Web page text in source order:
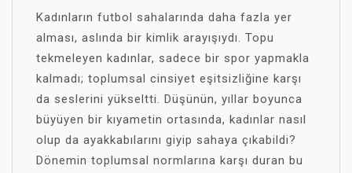
Kadınların futbol sahalarında daha fazla yer
alması, aslında bir kimlik arayışıydı. Topu
tekmeleyen kadınlar, sadece bir spor yapmakla
kalmadı; toplumsal cinsiyet eşitsizliğine karşı
da seslerini yükseltti. Düşünün, yıllar boyunca
büyüyen bir kıyametin ortasında, kadınlar nasıl
olup da ayakkabılarını giyip sahaya çıkabildi?
Dönemin toplumsal normlarına karşı duran bu